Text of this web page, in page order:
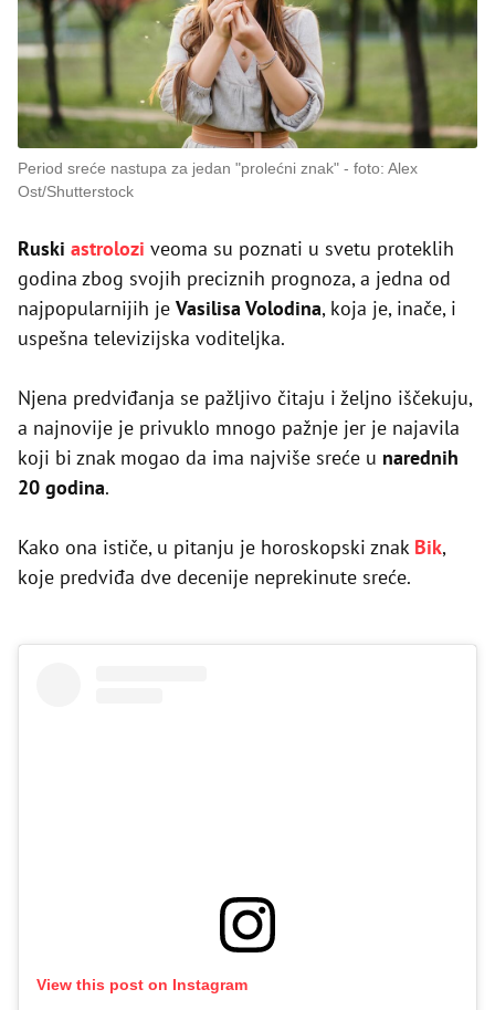
Period sreće nastupa za jedan "prolećni znak"
foto: Alex
Ost/Shutterstock
Ruski astrolozi veoma su poznati u svetu proteklih
godina zbog svojih preciznih prognoza, a jedna od
najpopularnijih je Vasilisa Volodina, koja je, inače, i
uspešna televizijska voditeljka.
Njena predviđanja se pažljivo čitaju i željno iščekuju,
a najnovije je privuklo mnogo pažnje jer je najavila
koji bi znak mogao da ima najviše sreće u narednih
20 godina.
Kako ona ističe, u pitanju je horoskopski znak Bik,
koje predviđa dve decenije neprekinute sreće.
View this post on Instagram